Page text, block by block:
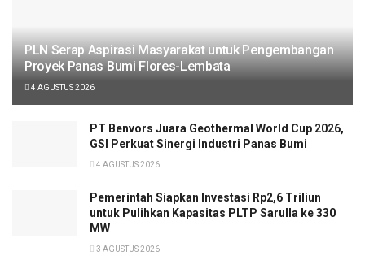
PLN Serap Aspirasi Masyarakat untuk Pengembangan
Proyek Panas Bumi Flores-Lembata
4 AGUSTUS 2026
PT Benvors Juara Geothermal World Cup 2026,
GSI Perkuat Sinergi Industri Panas Bumi
4 AGUSTUS 2026
Pemerintah Siapkan Investasi Rp2,6 Triliun
untuk Pulihkan Kapasitas PLTP Sarulla ke 330
MW
3 AGUSTUS 2026